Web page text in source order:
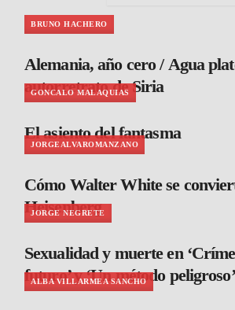
BRUNO HACHERO
Alemania, año cero / Agua
autorretrato de Siria
GONCALO MALAQUIAS
El asiento del fantasma
JORGEALVAROMANZANO
Cómo Walter White se
Heisenberg
JORGE NEGRETE
Sexualidad y muerte en
futuro’ y ‘Un método peligroso’
ALBA VILLARMEA SANCHO